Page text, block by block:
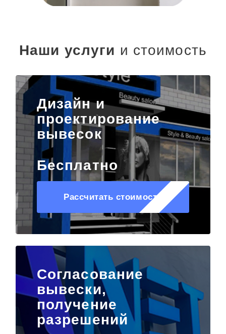
Наши услуги и стоимость
Дизайн и
проектирование
вывесок
Бесплатно
Рассчитать стоимость
Согласование
вывески,
получение
разрешений